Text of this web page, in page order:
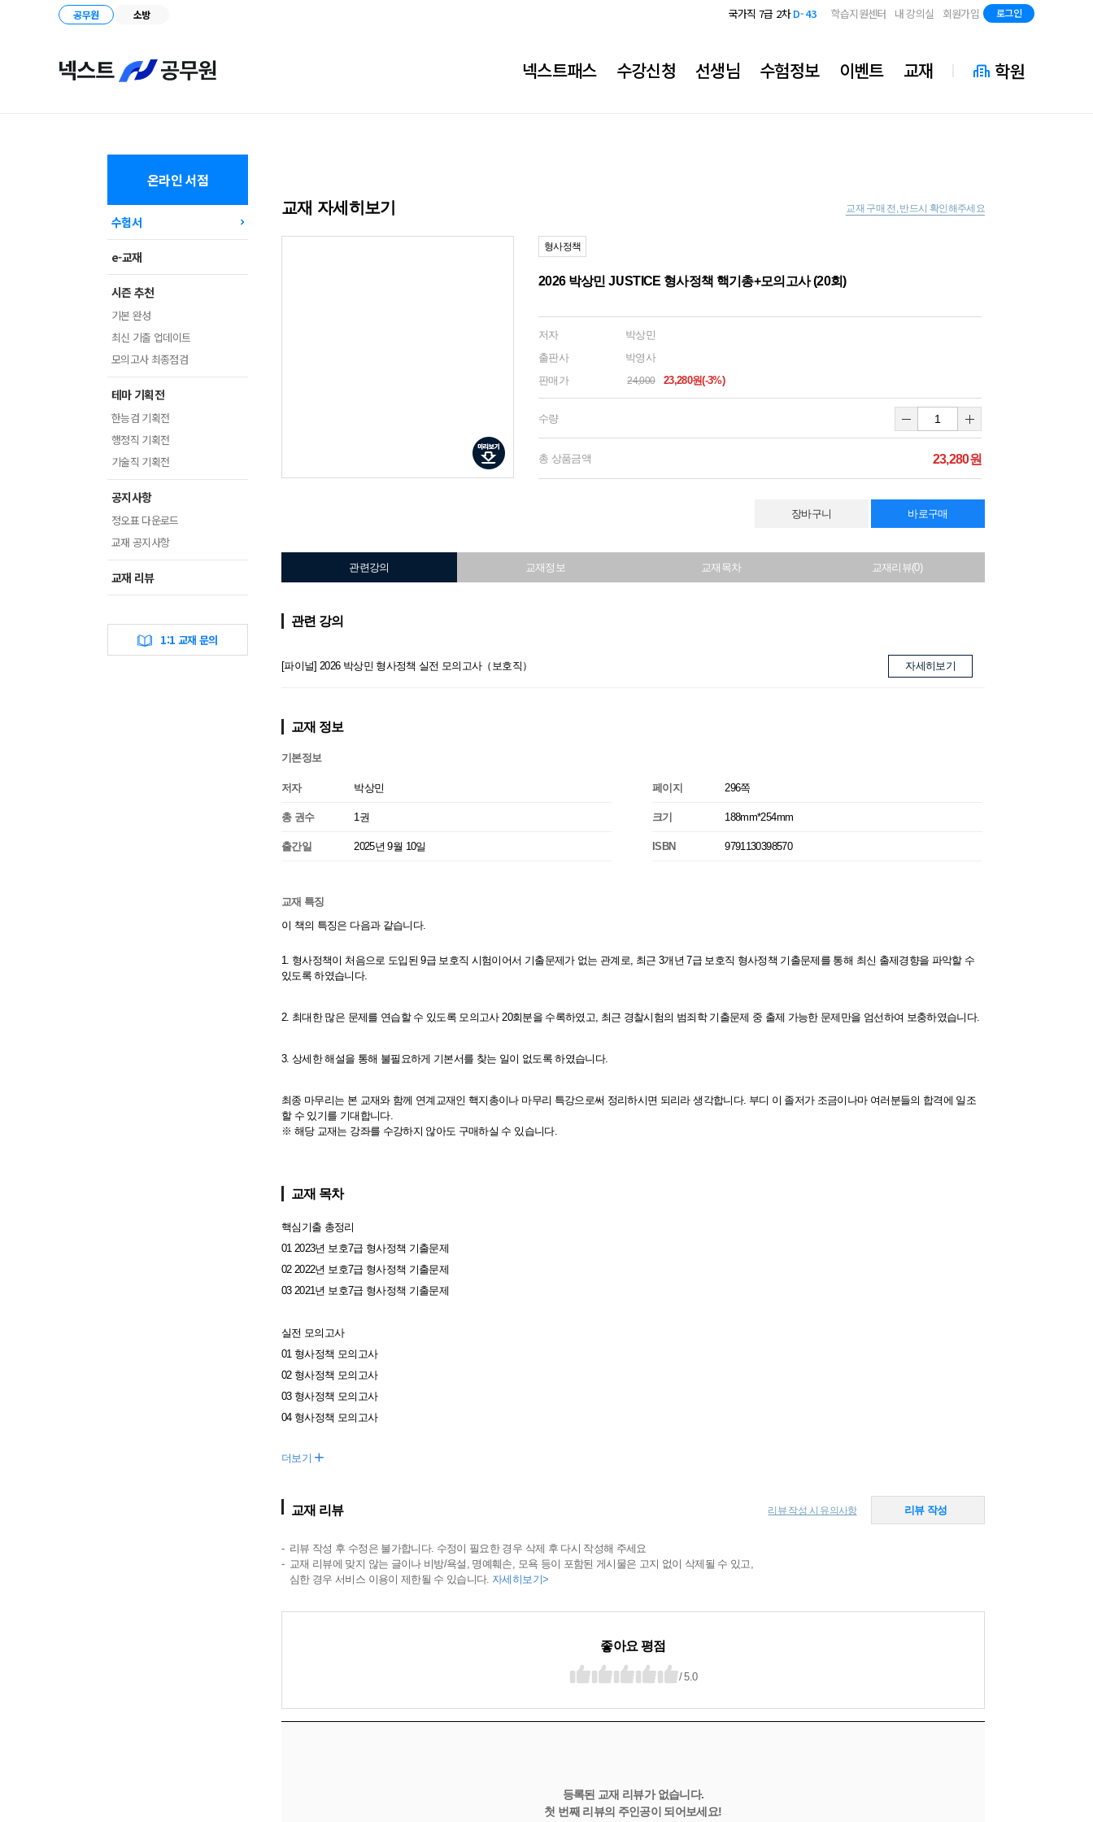
공무원 소방 학습지원센터 내 강의실 회원가입 로그인
국가직 7급 2차D-43
지방직 7급
넥스트패스 수강신청 선생님 수험정보 이벤트 교재 학원
온라인 서점
수험서
e-교재
시즌 추천
기본 완성
최신 기출 업데이트
모의고사 최종점검
테마 기획전
한능검 기획전
행정직 기획전
기술직 기획전
공지사항
정오표 다운로드
교재 공지사항
교재 리뷰
1:1 교재 문의
교재 자세히보기 교재 구매 전, 반드시 확인해주세요
형사정책
2026 박상민 JUSTICE 형사정책 핵기총+모의고사 (20회)
저자
박상민
출판사
박영사
판매가
24,000 23,280원(-3%)
수량
총 상품금액 23,280원
장바구니 바로구매
관련강의 교재정보 교재목차 교재리뷰(0)
관련 강의
[파이널] 2026 박상민 형사정책 실전 모의고사（보호직） 자세히보기
교재 정보
기본정보
저자 박상민
총 권수 1권
출간일 2025년 9월 10일
페이지 296쪽
크기 188mm*254mm
ISBN 9791130398570
교재 특징
이 책의 특징은 다음과 같습니다.
1. 형사정책이 처음으로 도입된 9급 보호직 시험이어서 기출문제가 없는 관계로, 최근 3개년 7급 보호직 형사정책 기출문제를 통해 최신 출제경향을 파악할 수
있도록 하였습니다.
2. 최대한 많은 문제를 연습할 수 있도록 모의고사 20회분을 수록하였고, 최근 경찰시험의 범죄학 기출문제 중 출제 가능한 문제만을 엄선하여 보충하였습니다.
3. 상세한 해설을 통해 불필요하게 기본서를 찾는 일이 없도록 하였습니다.
최종 마무리는 본 교재와 함께 연계교재인 핵지총이나 마무리 특강으로써 정리하시면 되리라 생각합니다. 부디 이 졸저가 조금이나마 여러분들의 합격에 일조
할 수 있기를 기대합니다.
※ 해당 교재는 강좌를 수강하지 않아도 구매하실 수 있습니다.
교재 목차
핵심기출 총정리
01 2023년 보호7급 형사정책 기출문제
02 2022년 보호7급 형사정책 기출문제
03 2021년 보호7급 형사정책 기출문제
실전 모의고사
01 형사정책 모의고사
02 형사정책 모의고사
03 형사정책 모의고사
04 형사정책 모의고사
더보기 +
교재 리뷰 리뷰 작성 시 유의사항 리뷰 작성
리뷰 작성 후 수정은 불가합니다. 수정이 필요한 경우 삭제 후 다시 작성해 주세요
교재 리뷰에 맞지 않는 글이나 비방/욕설, 명예훼손, 모욕 등이 포함된 게시물은 고지 없이 삭제될 수 있고,
심한 경우 서비스 이용이 제한될 수 있습니다. 자세히보기>
좋아요 평점
/ 5.0
등록된 교재 리뷰가 없습니다.
첫 번째 리뷰의 주인공이 되어보세요!